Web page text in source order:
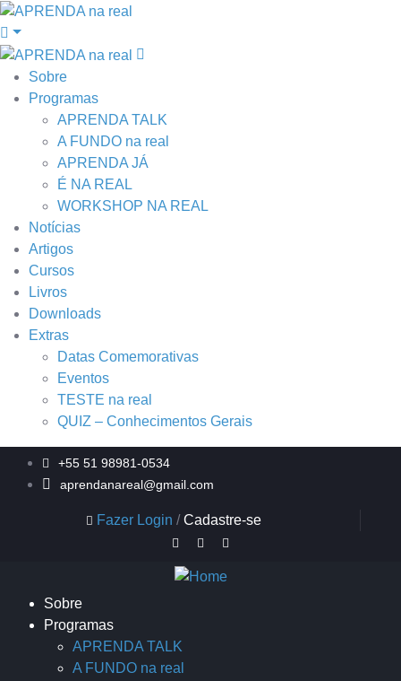
Sobre
Programas
APRENDA TALK
A FUNDO na real
APRENDA JÁ
É NA REAL
WORKSHOP NA REAL
Notícias
Artigos
Cursos
Livros
Downloads
Extras
Datas Comemorativas
Eventos
TESTE na real
QUIZ – Conhecimentos Gerais
+55 51 98981-0534
aprendanareal@gmail.com
Fazer Login / Cadastre-se
Sobre
Programas
APRENDA TALK
A FUNDO na real